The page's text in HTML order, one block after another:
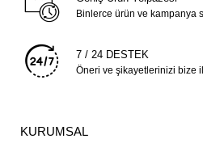
Binlerce ürün ve kampanya
7 / 24 DESTEK
Öneri ve şikayetlerinizi bize
KURUMSAL